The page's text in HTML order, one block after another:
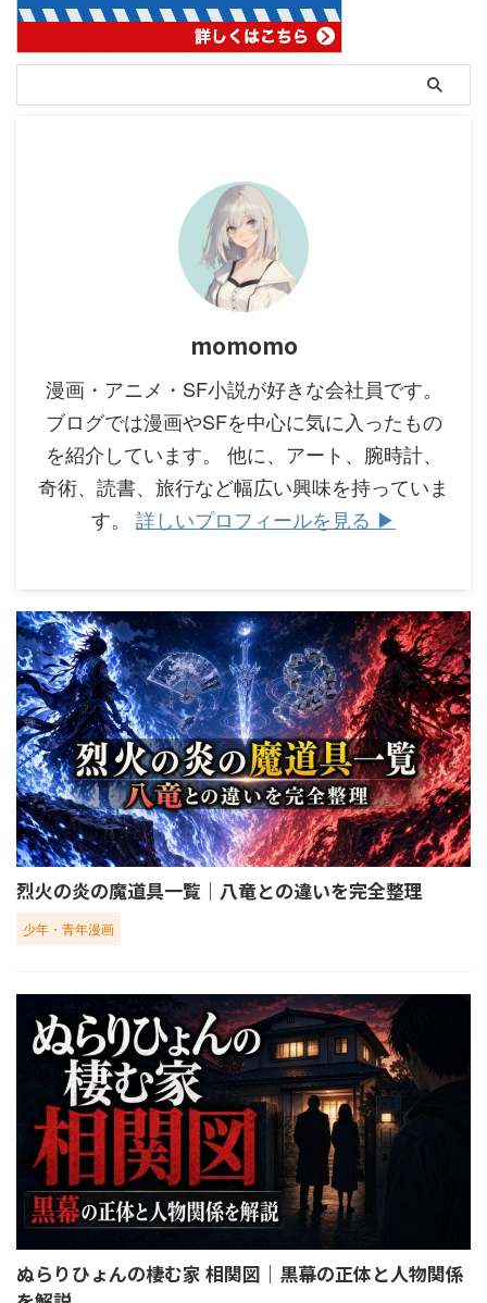
momomo
漫画・アニメ・SF小説が好きな会社員です。
ブログでは漫画やSFを中心に気に入ったもの
を紹介しています。 他に、アート、腕時計、
奇術、読書、旅行など幅広い興味を持っていま
す。 詳しいプロフィールを見る ▶
烈火の炎の魔道具一覧｜八竜との違いを完全整理
少年・青年漫画
ぬらりひょんの棲む家 相関図｜黒幕の正体と人物関係